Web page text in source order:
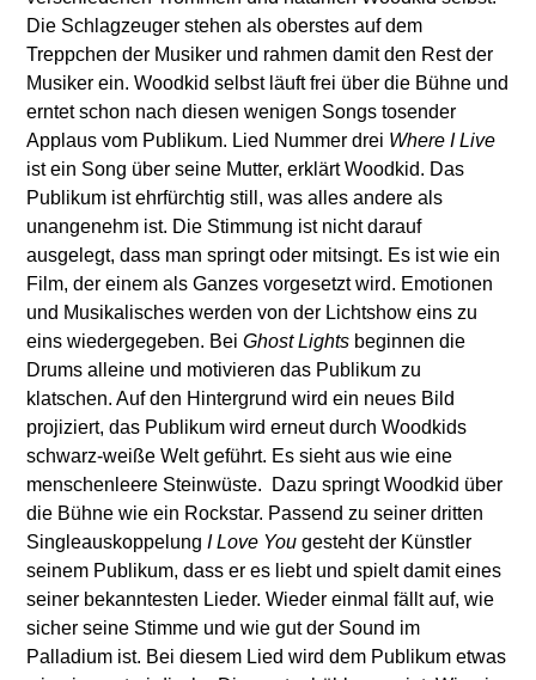
Die Schlagzeuger stehen als oberstes auf dem
Treppchen der Musiker und rahmen damit den Rest der
Musiker ein. Woodkid selbst läuft frei über die Bühne und
erntet schon nach diesen wenigen Songs tosender
Applaus vom Publikum. Lied Nummer drei Where I Live
ist ein Song über seine Mutter, erklärt Woodkid. Das
Publikum ist ehrfürchtig still, was alles andere als
unangenehm ist. Die Stimmung ist nicht darauf
ausgelegt, dass man springt oder mitsingt. Es ist wie ein
Film, der einem als Ganzes vorgesetzt wird. Emotionen
und Musikalisches werden von der Lichtshow eins zu
eins wiedergegeben. BeiGhost Lights beginnen die
Drums alleine und motivieren das Publikum zu
klatschen. Auf den Hintergrund wird ein neues Bild
projiziert, das Publikum wird erneut durch Woodkids
schwarz-weiße Welt geführt. Es sieht aus wie eine
menschenleere Steinwüste. Dazu springt Woodkid über
die Bühne wie ein Rockstar. Passend zu seiner dritten
SingleauskoppelungI Love You gesteht der Künstler
seinem Publikum, dass er es liebt und spielt damit eines
seiner bekanntesten Lieder. Wieder einmal fällt auf, wie
sicher seine Stimme und wie gut der Sound im
Palladium ist. Bei diesem Lied wird dem Publikum etwas